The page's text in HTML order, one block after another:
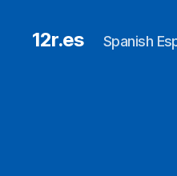
12r.es Spanish